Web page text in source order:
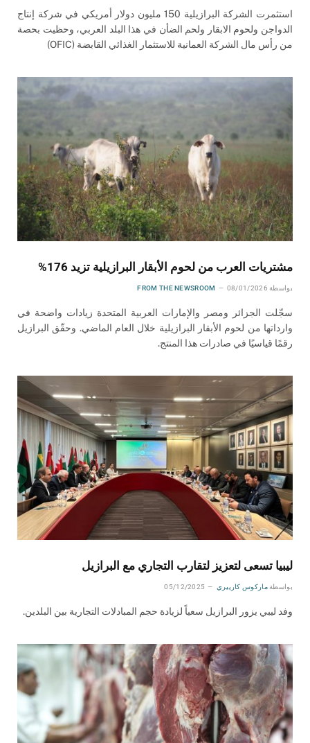
استثمرت الشركة البرازيلية 150 مليون دولار أمريكي في شركة إنتاج
الدواجن ولحوم الابقار ولحم الضأن في هذا البلد العربي، وحظيت بحصة
من رأس مال الشركة العمانية للاستثمار الغذائي القابضة (OFIC)
مشتريات العرب من لحوم الأبقار البرازيلية تزيد 176%
بواسطة FROM THE NEWSROOM 08/01/2026
سجّلت الجزائر ومصر والإمارات العربية المتحدة زيادات واضحة في
وارداتها من لحوم الأبقار البرازيلية خلال العام الماضي. وحقّق البرازيل
رقمًا قياسيًا في صادرات هذا المنتج.
ليبيا تسعى لتعزيز لتقارب التجاري مع البرازيل
بواسطة ماركوس كارييري 05/12/2025
وفد ليبي يزور البرازيل سعياً لزيادة حجم المبادلات التجارية بين البلدين.